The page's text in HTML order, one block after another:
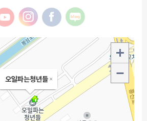
오일파는청년들